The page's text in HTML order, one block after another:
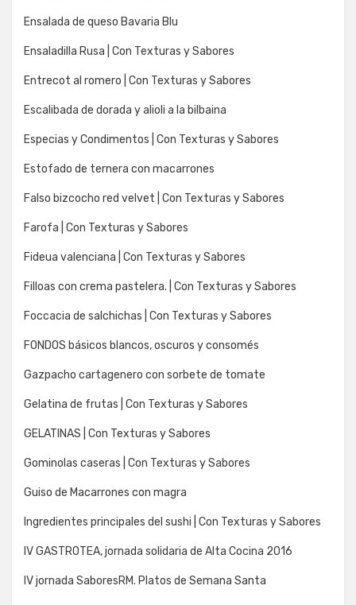
Ensalada de queso Bavaria Blu
Ensaladilla Rusa | Con Texturas y Sabores
Entrecot al romero | Con Texturas y Sabores
Escalibada de dorada y alioli a la bilbaina
Especias y Condimentos | Con Texturas y Sabores
Estofado de ternera con macarrones
Falso bizcocho red velvet | Con Texturas y Sabores
Farofa | Con Texturas y Sabores
Fideua valenciana | Con Texturas y Sabores
Filloas con crema pastelera. | Con Texturas y Sabores
Foccacia de salchichas | Con Texturas y Sabores
FONDOS básicos blancos, oscuros y consomés
Gazpacho cartagenero con sorbete de tomate
Gelatina de frutas | Con Texturas y Sabores
GELATINAS | Con Texturas y Sabores
Gominolas caseras | Con Texturas y Sabores
Guiso de Macarrones con magra
Ingredientes principales del sushi | Con Texturas y Sabores
IV GASTROTEA, jornada solidaria de Alta Cocina 2016
IV jornada SaboresRM. Platos de Semana Santa